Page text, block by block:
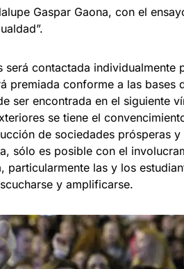
Gaspar Gaona, con el
será contactada individualmente
premiada conforme a las bases
ser encontrada en el siguiente
se tiene el
de sociedades prósperas
sólo es posible con el
particularmente las y los
y amplificarse.